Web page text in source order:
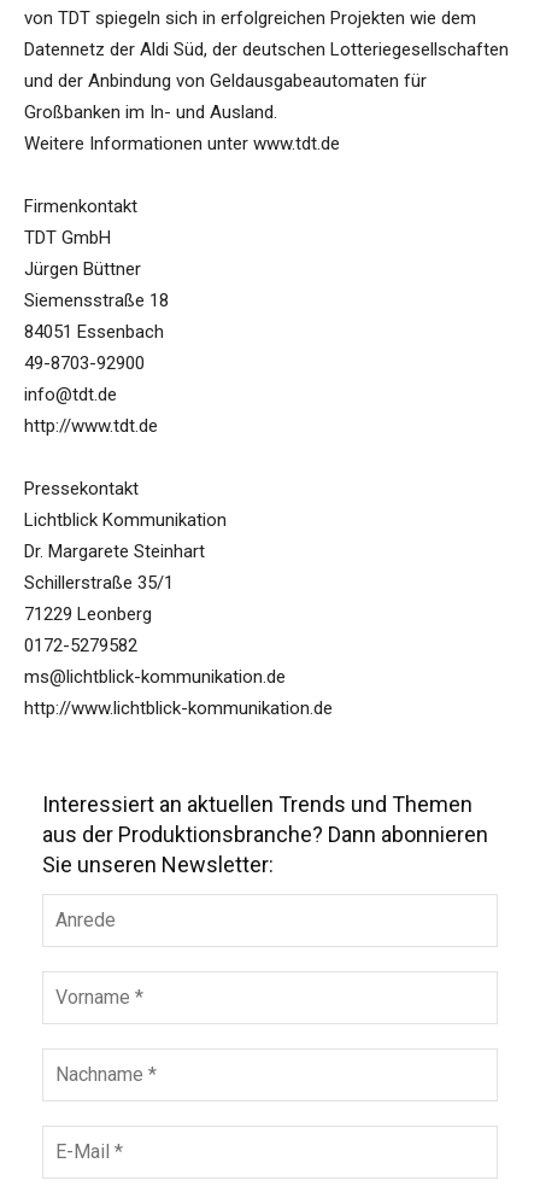
von TDT spiegeln sich in erfolgreichen Projekten wie dem
Datennetz der Aldi Süd, der deutschen Lotteriegesellschaften
und der Anbindung von Geldausgabeautomaten für
Großbanken im In- und Ausland.
Weitere Informationen unter www.tdt.de
Firmenkontakt
TDT GmbH
Jürgen Büttner
Siemensstraße 18
84051 Essenbach
49-8703-92900
info@tdt.de
http://www.tdt.de
Pressekontakt
Lichtblick Kommunikation
Dr. Margarete Steinhart
Schillerstraße 35/1
71229 Leonberg
0172-5279582
ms@lichtblick-kommunikation.de
http://www.lichtblick-kommunikation.de
Interessiert an aktuellen Trends und Themen
aus der Produktionsbranche? Dann abonnieren
Sie unseren Newsletter: